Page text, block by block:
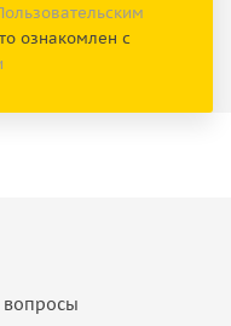
ознакомлен с
вопросы